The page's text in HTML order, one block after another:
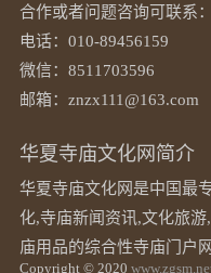
合作或者问题咨询可联系：
电话：010-89456159
微信：8511703596
邮箱：znzx111@163.com
华夏寺庙文化网简介
华夏寺庙文化网是中国最
化,寺庙新闻资讯,文化旅
庙用品的综合性寺庙门户
Copyright © 2020